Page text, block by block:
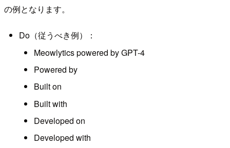
の例となります。
Do（従うべき例）：
Meowlytics powered by GPT-4
Powered by
Built on
Built with
Developed on
Developed with